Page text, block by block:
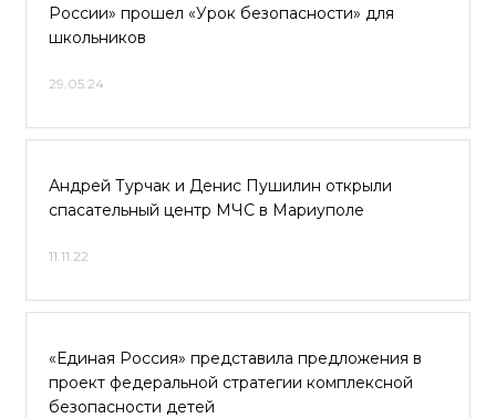
России» прошел «Урок безопасности» для
школьников
29.05.24
Андрей Турчак и Денис Пушилин открыли
спасательный центр МЧС в Мариуполе
11.11.22
«Единая Россия» представила предложения в
проект федеральной стратегии комплексной
безопасности детей